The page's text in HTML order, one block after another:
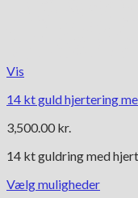
Vis
14 kt guld hjertering
3,500.00 kr.
14 kt guldring med
Vælg muligheder